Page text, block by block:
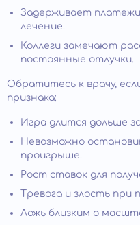
Задерживает
лечение.
Коллеги замечают
постоянные отлучки.
Обратитесь к врачу,
признака:
Игра длится дольше
Невозможно
проигрыше.
Рост ставок для
Тревога и злость
Ложь близким о